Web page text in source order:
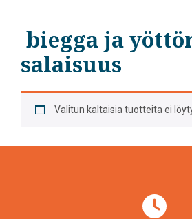
biegga ja
salaisuus
Valitun kaltaisia tuotteita ei